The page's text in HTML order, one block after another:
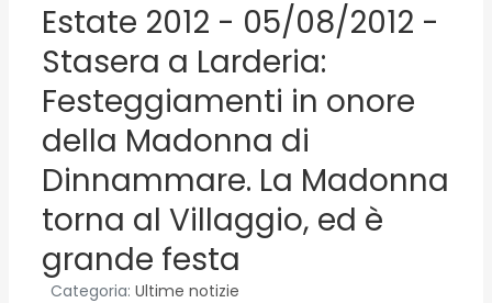
Estate 2012 - 05/08/2012 -
Stasera a Larderia:
Festeggiamenti in onore
della Madonna di
Dinnammare. La Madonna
torna al Villaggio, ed è
grande festa
Categoria: Ultime notizie